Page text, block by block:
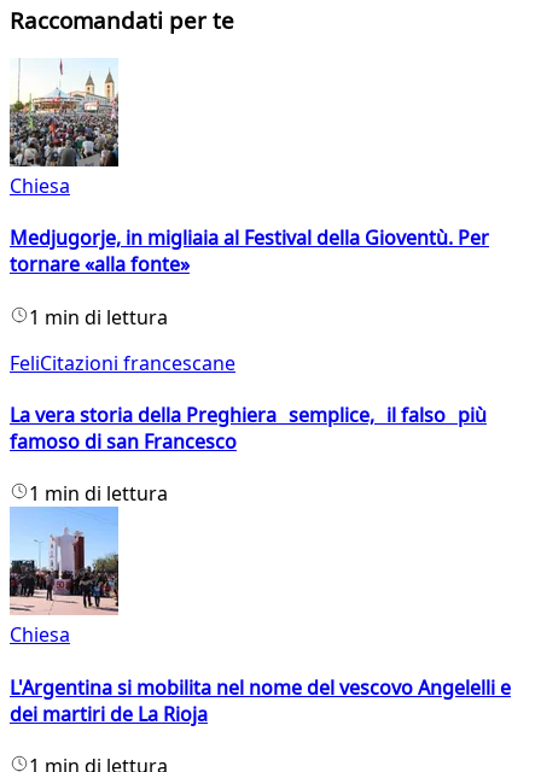
Raccomandati per te
Chiesa
Medjugorje, in migliaia al Festival della Gioventù. Per
tornare «alla fonte»
1 min di lettura
FeliCitazioni francescane
La vera storia della Preghiera semplice, il falso più
famoso di san Francesco
1 min di lettura
Chiesa
L'Argentina si mobilita nel nome del vescovo Angelelli e
dei martiri de La Rioja
1 min di lettura